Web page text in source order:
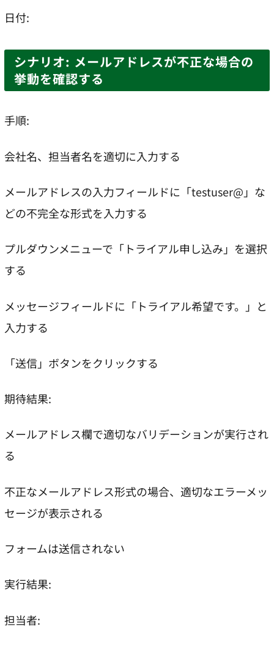
日付:
シナリオ: メールアドレスが不正な場合の
挙動を確認する
手順:
会社名、担当者名を適切に入力する
メールアドレスの入力フィールドに「testuser@」な
どの不完全な形式を入力する
プルダウンメニューで「トライアル申し込み」を選択
する
メッセージフィールドに「トライアル希望です。」と
入力する
「送信」ボタンをクリックする
期待結果:
メールアドレス欄で適切なバリデーションが実行され
る
不正なメールアドレス形式の場合、適切なエラーメッ
セージが表示される
フォームは送信されない
実行結果:
担当者: